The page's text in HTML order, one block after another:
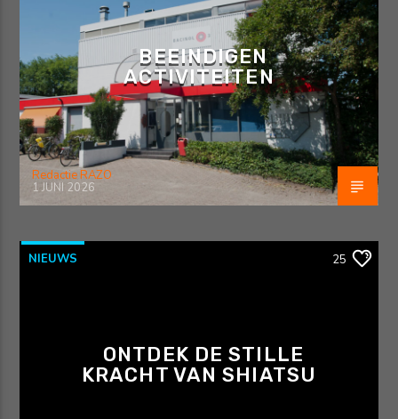
BEEINDIGEN
ACTIVITEITEN
Redactie RAZO
1 JUNI 2026
NIEUWS 25
ONTDEK DE STILLE
KRACHT VAN SHIATSU